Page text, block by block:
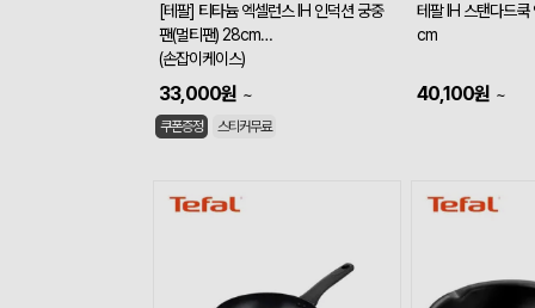
[테팔] 티타늄 엑셀런스 IH 인덕션 궁중
팬(멀티팬) 28cm
(손잡이케이스)
33,000원 ~
쿠폰증정 스티커무료
테팔 IH 스탠다드
cm
40,100원 ~